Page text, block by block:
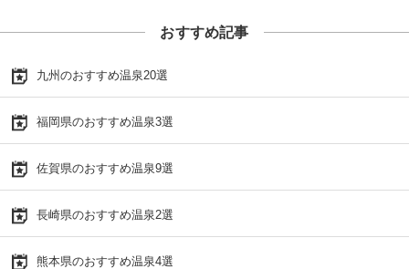
おすすめ記事
九州のおすすめ温泉20選
福岡県のおすすめ温泉3選
佐賀県のおすすめ温泉9選
長崎県のおすすめ温泉2選
熊本県のおすすめ温泉4選